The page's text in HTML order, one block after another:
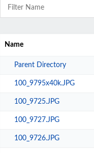
Name
Parent Directory
100_9795x40k.JPG
100_9725.JPG
100_9727.JPG
100_9726.JPG